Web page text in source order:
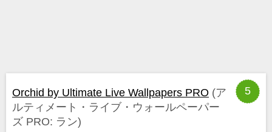
5
Orchid by Ultimate Live Wallpapers PRO (ア
ルティメート・ライブ・ウォールペーパー
ズ PRO: ラン)